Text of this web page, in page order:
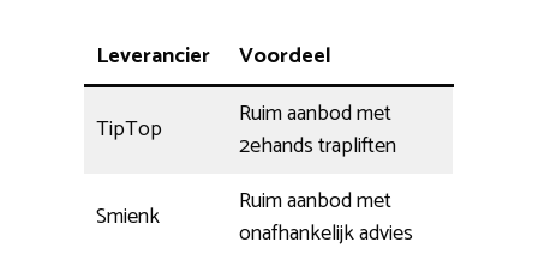
Leverancier Voordeel
TipTop
Ruim aanbod met
2ehands trapliften
Smienk
Ruim aanbod met
onafhankelijk advies